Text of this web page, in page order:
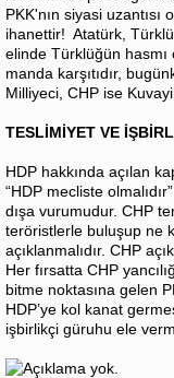
PKK'nın siyasi
ihanettir! Atatürk,
elinde Türklüğün hasmı
manda karşıtıdır,
Milliyeci, CHP ise
TESLİMİYET VE
HDP hakkında açılan
“HDP mecliste
dışa vurumudur. CHP
teröristlerle buluşup ne
açıklanmalıdır. CHP
Her fırsatta CHP
bitme noktasına gelen
HDP’ye kol kanat
işbirlikçi güruhu ele